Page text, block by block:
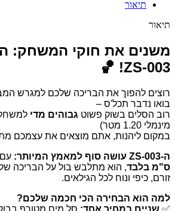
תיאור
תיאור
משנים את חוקי המשחק:
ZS-003! 🏀
רוצים להפוך את הבריכה שלכם למגרש
בואו נדבר תכל'ס –
רוב הסלים בשוק פשוט גבוהים מדי
מינמלי 1.20 מטר)
במקום ליהנות, אתם מוצאים את עצמכם
ה-ZS-003 עושה סוף למאמץ המיותר:
עם
ס"מ בלבד, הוא מתלבש בול על הבריכה
זורם, כיפי ונוח לכל הגילאים.
למה הוא הבחירה הכי חכמה שלכם?